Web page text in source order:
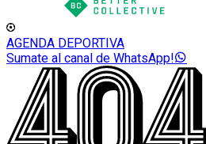
AGENDA DEPORTIVA
Sumate al canal de WhatsApp!